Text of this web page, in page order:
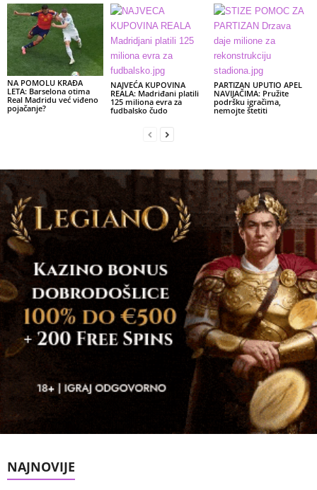
NA POMOLU KRAĐA
LETA: Barselona otima
Real Madridu već viđeno
pojačanje?
NAJVEĆA KUPOVINA
REALA: Madriđani platili
125 miliona evra za
fudbalsko čudo
PARTIZAN UPUTIO APEL
NAVIJAČIMA: Pružite
podršku igračima,
nemojte štetiti
NAJNOVIJE